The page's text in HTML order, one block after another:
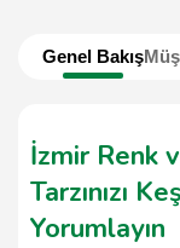
Genel Bakış
İzmir Renk
Tarzınızı
Yorumlayın